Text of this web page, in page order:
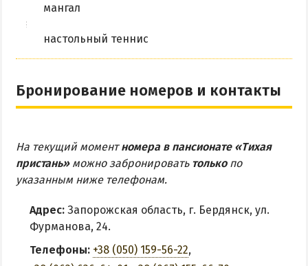
мангал
настольный теннис
Бронирование номеров и контакты
На текущий моментномера в пансионате «Тихая
пристань»можно забронировать толькопо
указанным ниже телефонам.
Адрес: Запорожская область, г. Бердянск, ул.
Фурманова, 24.
Телефоны: +38 (050) 159-56-22,